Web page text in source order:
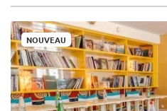
NOUVEAU